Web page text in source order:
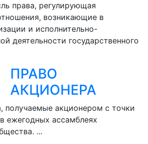
права, регулирующая
возникающие в
и исполнительно-
деятельности государственного
ПРАВО
АКЦИОНЕРА
получаемые акционером с точки
ежегодных ассамблеях
...